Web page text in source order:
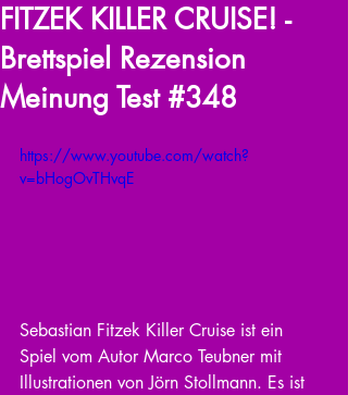
FITZEK KILLER CRUISE! -
Brettspiel Rezension
Meinung Test #348
https://www.youtube.com/watch?
v=bHogOvTHvqE
Sebastian Fitzek Killer Cruise ist ein
Spiel vom Autor Marco Teubner mit
Illustrationen von Jörn Stollmann. Es ist